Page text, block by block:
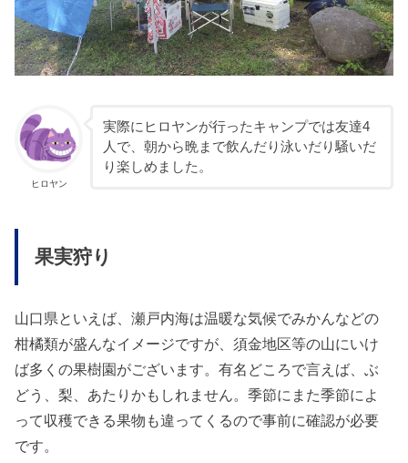
ヒロヤン
実際にヒロヤンが行ったキャンプでは友達4
人で、朝から晩まで飲んだり泳いだり騒いだ
り楽しめました。
果実狩り
山口県といえば、瀬戸内海は温暖な気候でみかんなどの
柑橘類が盛んなイメージですが、須金地区等の山にいけ
ば多くの果樹園がございます。有名どころで言えば、ぶ
どう、梨、あたりかもしれません。季節にまた季節によ
って収穫できる果物も違ってくるので事前に確認が必要
です。